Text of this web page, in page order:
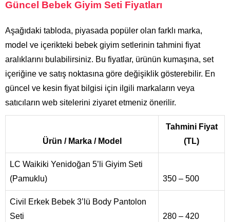
Güncel Bebek Giyim Seti Fiyatları
Aşağıdaki tabloda, piyasada popüler olan farklı marka,
model ve içerikteki bebek giyim setlerinin tahmini fiyat
aralıklarını bulabilirsiniz. Bu fiyatlar, ürünün kumaşına, set
içeriğine ve satış noktasına göre değişiklik gösterebilir. En
güncel ve kesin fiyat bilgisi için ilgili markaların veya
satıcıların web sitelerini ziyaret etmeniz önerilir.
Ürün / Marka / Model
Tahmini Fiyat
(TL)
LC Waikiki Yenidoğan 5’li Giyim Seti
(Pamuklu)
350 – 500
Civil Erkek Bebek 3’lü Body Pantolon
Seti
280 – 420